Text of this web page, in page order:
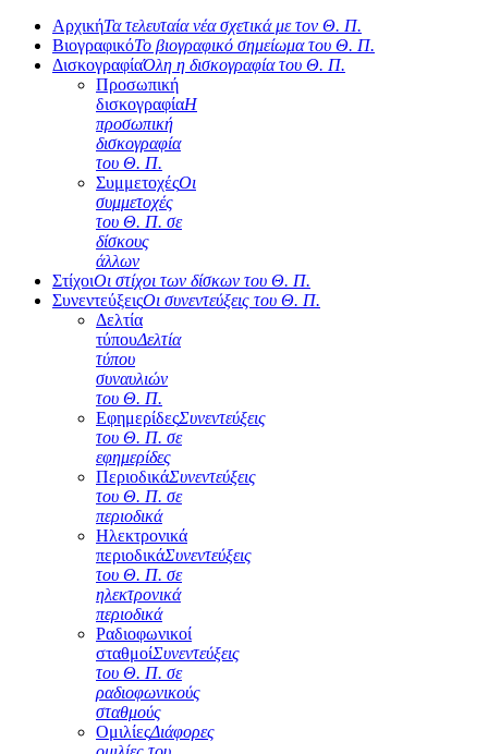
ΑρχικήΤα τελευταία νέα σχετικά με τον Θ. Π.
ΒιογραφικόΤο βιογραφικό σημείωμα του Θ. Π.
ΔισκογραφίαΌλη η δισκογραφία του Θ. Π.
Προσωπική
δισκογραφίαΗ
προσωπική
δισκογραφία
του Θ. Π.
ΣυμμετοχέςΟι
συμμετοχές
του Θ. Π. σε
δίσκους
άλλων
ΣτίχοιΟι στίχοι των δίσκων του Θ. Π.
ΣυνεντεύξειςΟι συνεντεύξεις του Θ. Π.
Δελτία
τύπουΔελτία
τύπου
συναυλιών
του Θ. Π.
ΕφημερίδεςΣυνεντεύξεις
του Θ. Π. σε
εφημερίδες
ΠεριοδικάΣυνεντεύξεις
του Θ. Π. σε
περιοδικά
Ηλεκτρονικά
περιοδικάΣυνεντεύξεις
του Θ. Π. σε
ηλεκτρονικά
περιοδικά
Ραδιοφωνικοί
σταθμοίΣυνεντεύξεις
του Θ. Π. σε
ραδιοφωνικούς
σταθμούς
ΟμιλίεςΔιάφορες